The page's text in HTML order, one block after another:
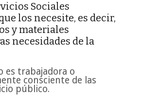
Sociales
los necesite, es decir,
y materiales
necesidades de la
es trabajadora o
consciente de las
público.